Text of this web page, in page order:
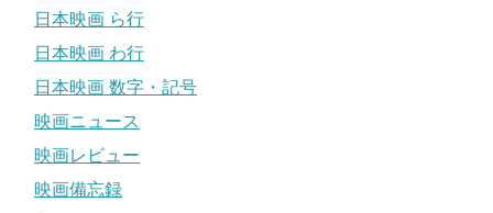
日本映画 ら行
日本映画 わ行
日本映画 数字・記号
映画ニュース
映画レビュー
映画備忘録